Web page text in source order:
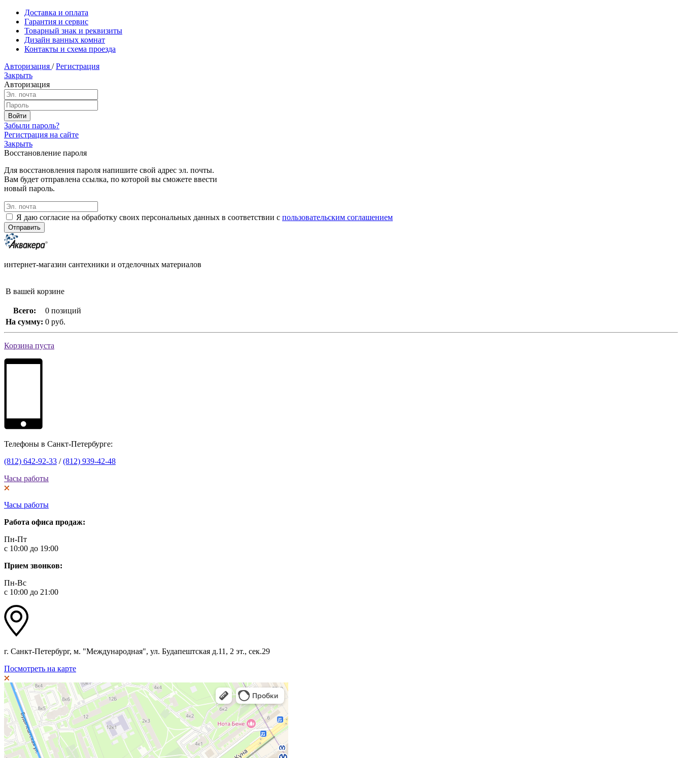
Доставка и оплата
Гарантия и сервис
Товарный знак и реквизиты
Дизайн ванных комнат
Контакты и схема проезда
Авторизация / Регистрация
Закрыть
Авторизация
Забыли пароль?
Регистрация на сайте
Закрыть
Восстановление пароля
Для восстановления пароля напишите свой адрес эл. почты.
Вам будет отправлена ссылка, по которой вы сможете ввести
новый пароль.
Я даю согласие на обработку своих персональных данных в соответствии с пользовательским соглашением
интернет-магазин сантехники и отделочных материалов
В вашей корзине
Всего:
0 позиций
На сумму: 0 руб.
Корзина пуста
Телефоны в Санкт-Петербурге:
(812) 642-92-33 /(812) 939-42-48
Часы работы
Часы работы
Работа офиса продаж:
Пн-Пт
с 10:00 до 19:00
Прием звонков:
Пн-Вс
с 10:00 до 21:00
г. Санкт-Петербург, м. "Международная", ул. Будапештская д.11, 2 эт., сек.29
Посмотреть на карте